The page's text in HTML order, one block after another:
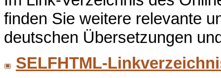
finden Sie weitere relevante
deutschen Übersetzungen
SELFHTML-